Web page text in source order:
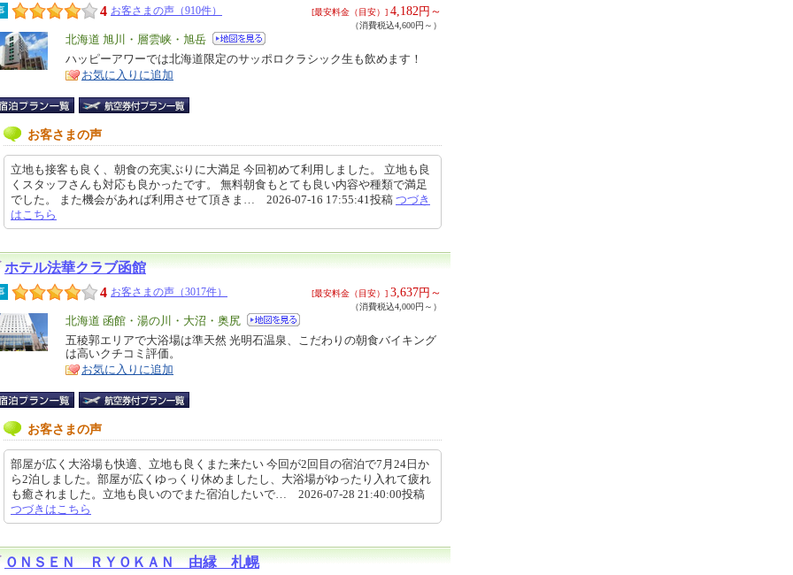
4 お客さまの声（910件） [最安料金（目安）] 4,182 円～
（消費税込4,600円～）
エ
リ
ア
北海道 旭川・層雲峡・旭岳
特
徴
ハッピーアワーでは北海道限定のサッポロクラシック生も飲めます！
お気に入りに追加
お客さまの声
立地も接客も良く、朝食の充実ぶりに大満足 今回初めて利用しました。 立地も良
くスタッフさんも対応も良かったです。 無料朝食もとても良い内容や種類で満足
でした。 また機会があれば利用させて頂きま… 2026-07-16 17:55:41投稿 つづき
はこちら
ホテル法華クラブ函館
4 お客さまの声（3017件） [最安料金（目安）] 3,637円～
（消費税込4,000円～）
エ
リ
ア
北海道 函館・湯の川・大沼・奥尻
特
徴
五稜郭エリアで大浴場は準天然 光明石温泉、こだわりの朝食バイキング
は高いクチコミ評価。
お気に入りに追加
お客さまの声
部屋が広く大浴場も快適、立地も良くまた来たい 今回が2回目の宿泊で7月24日か
ら2泊しました。部屋が広くゆっくり休めましたし、大浴場がゆったり入れて疲れ
も癒されました。立地も良いのでまた宿泊したいで… 2026-07-28 21:40:00投稿
つづきはこちら
ＯＮＳＥＮ ＲＹＯＫＡＮ 由縁 札幌